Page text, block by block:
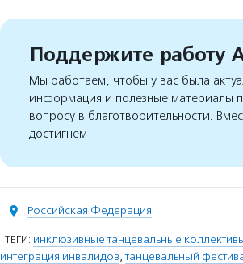
Поддержите работу
Мы работаем, чтобы у вас была
информация и полезные материалы
вопросу в благотворительности.
достигнем
Российская Федерация
ТЕГИ: инклюзивные танцевальные
интеграция инвалидов,танцевальный